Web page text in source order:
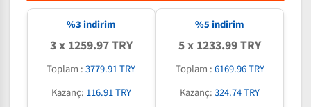
%3 indirim
3 x 1259.97 TRY
Toplam :3779.91 TRY
Kazanç: 116.91 TRY
%5 indirim
5 x 1233.99 TRY
Toplam :6169.96 TRY
Kazanç:324.74 TRY